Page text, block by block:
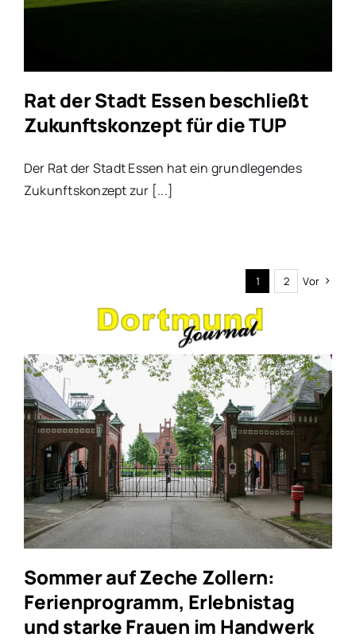
Rat der Stadt Essen beschließt
Zukunftskonzept für die TUP
Der Rat der Stadt Essen hat ein grundlegendes
Zukunftskonzept zur [...]
1 2 Vor
Sommer auf Zeche Zollern:
Ferienprogramm, Erlebnistag
und starke Frauen im Handwerk